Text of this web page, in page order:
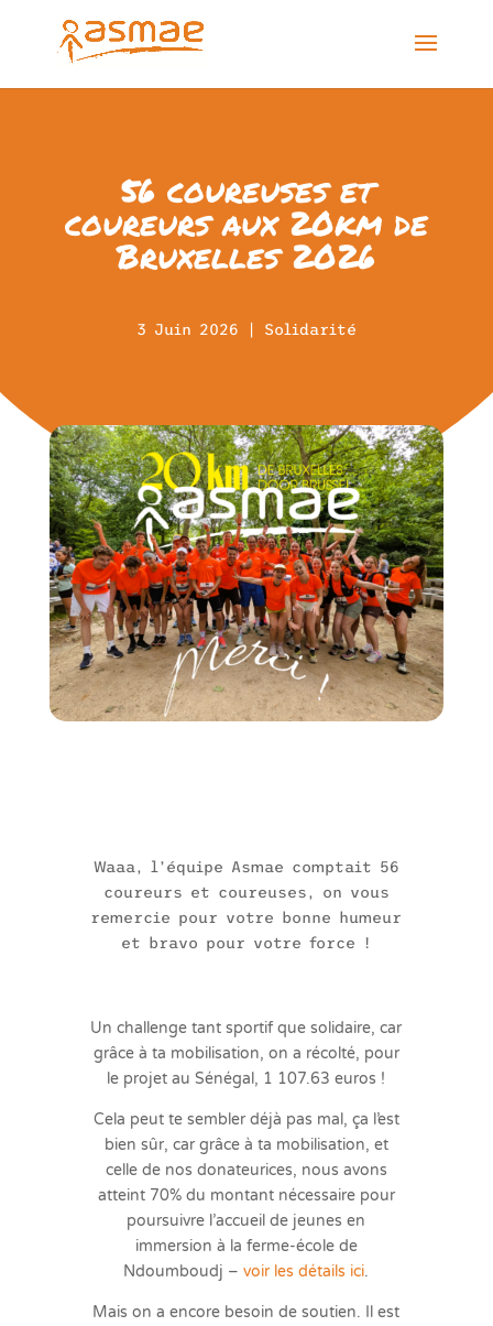
56 coureuses et
coureurs aux 20km de
Bruxelles 2026
3 Juin 2026 Solidarité
Waaa, l’équipe Asmae comptait 56
coureurs et coureuses, on vous
remercie pour votre bonne humeur
et bravo pour votre force !
Un challenge tant sportif que solidaire, car
grâce à ta mobilisation, on a récolté, pour
le projet au Sénégal, 1 107.63 euros !
Cela peut te sembler déjà pas mal, ça l’est
bien sûr, car grâce à ta mobilisation, et
celle de nos donateurices, nous avons
atteint 70% du montant nécessaire pour
poursuivre l’accueil de jeunes en
immersion à la ferme-école de
Ndoumboudj –voir les détails ici.
Mais on a encore besoin de soutien. Il est